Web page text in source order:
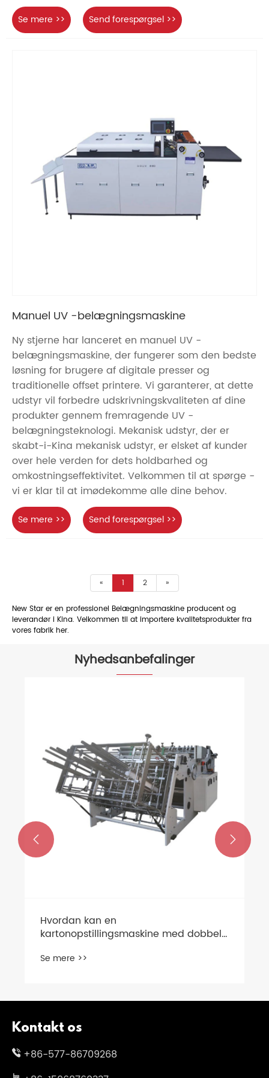
Se mere >> Send forespørgsel >>
Manuel UV -belægningsmaskine
Ny stjerne har lanceret en manuel UV -
belægningsmaskine, der fungerer som den bedste
løsning for brugere af digitale presser og
traditionelle offset printere. Vi garanterer, at dette
udstyr vil forbedre udskrivningskvaliteten af ​​dine
produkter gennem fremragende UV -
belægningsteknologi. Mekanisk udstyr, der er
skabt-i-Kina mekanisk udstyr, er elsket af kunder
over hele verden for dets holdbarhed og
omkostningseffektivitet. Velkommen til at spørge -
vi er klar til at imødekomme alle dine behov.
Se mere >> Send forespørgsel >>
« 1 2 »
New Star er en professionel Belægningsmaskine producent og
leverandør i Kina. Velkommen til at importere kvalitetsprodukter fra
vores fabrik her.
Nyhedsanbefalinger
Hvordan kan en
kartonopstillingsmaskine med dobbelt
emballageeffektivitet og reducere
Se mere >>
 
Kontakt os
+86-577-86709268